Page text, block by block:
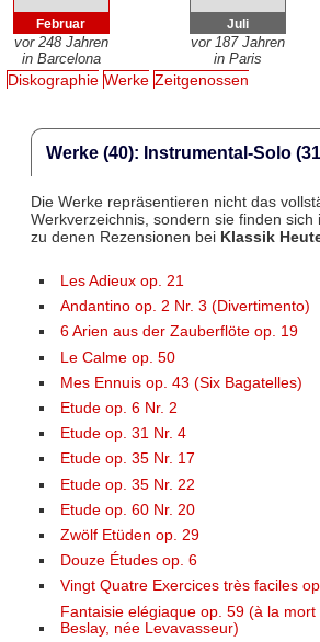
Februar
vor 248 Jahren
in Barcelona
Juli
vor 187 Jahren
in Paris
Diskographie Werke Zeitgenossen
Werke (40): Instrumental-Solo
Die Werke repräsentieren nicht das
Werkverzeichnis, sondern sie finden sich
zu denen Rezensionen bei Klassik
Les Adieux op. 21
Andantino op. 2 Nr. 3 (Divertimento)
6 Arien aus der Zauberflöte op. 19
Le Calme op. 50
Mes Ennuis op. 43 (Six Bagatelles)
Etude op. 6 Nr. 2
Etude op. 31 Nr. 4
Etude op. 35 Nr. 17
Etude op. 35 Nr. 22
Etude op. 60 Nr. 20
Zwölf Etüden op. 29
Douze Études op. 6
Vingt Quatre Exercices très faciles
Fantaisie elégiaque op. 59 (à la
Beslay, née Levavasseur)